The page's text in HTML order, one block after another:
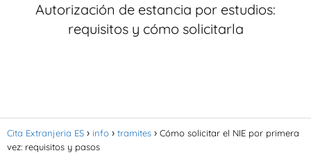
Autorización de estancia por estudios:
requisitos y cómo solicitarla
Cita Extranjeria ES info tramites
Cómo solicitar el NIE por primera
vez: requisitos y pasos